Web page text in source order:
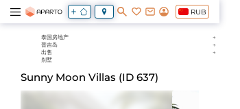
RUB
泰国房地产
普吉岛
出售
别墅
Sunny Moon Villas (ID 637)